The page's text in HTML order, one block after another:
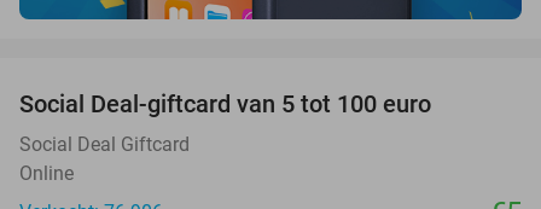
Social Deal-giftcard van 5 tot 100 euro
Social Deal Giftcard
Online